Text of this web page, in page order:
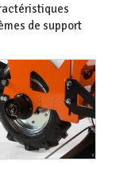
de support